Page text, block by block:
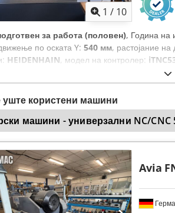
1 / 10
за работа (половен), Година на
по оската Y: 540 мм, растојание
HEIDENHAIN, модел на контролер:
на слотови во магазин за алати:30,
уште користени машини
машини - универзални NC/CNC
Avia